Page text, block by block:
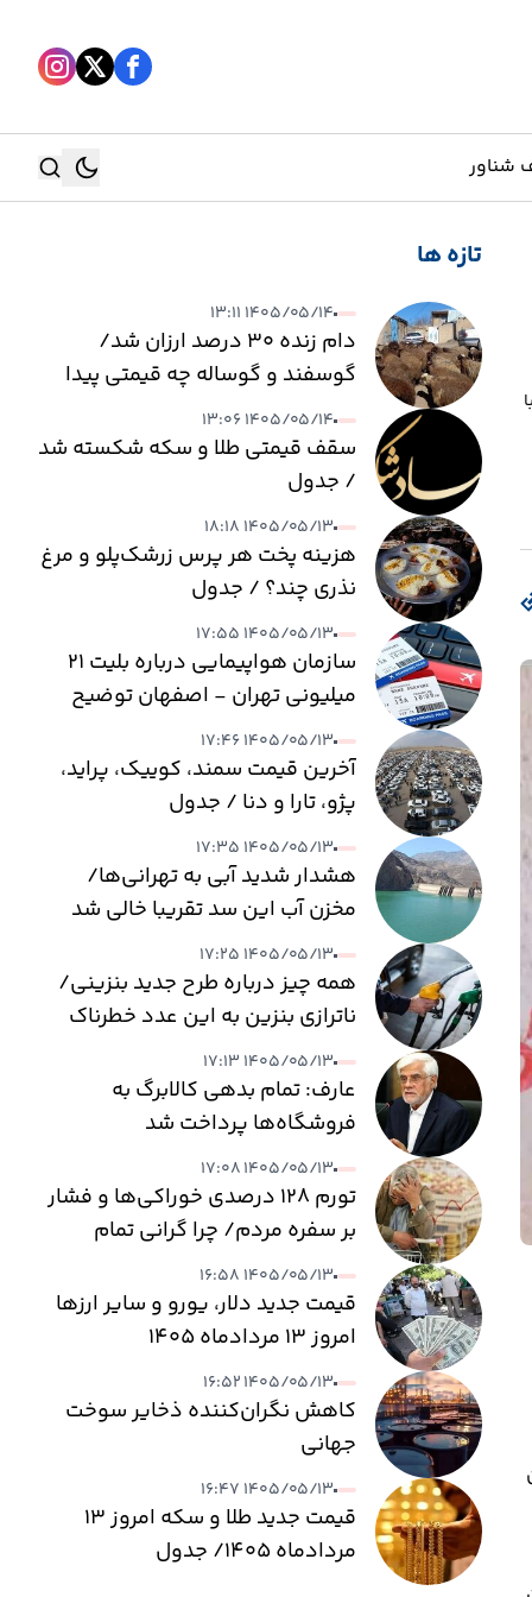
شناور
جستجو
تازه ها
۱۴۰۵/۰۵/۱۴ ۱۳:۱۱
دام زنده ۳۰ درصد ارزان شد/
گوسفند و گوساله چه قیمتی پیدا
کرد؟
۱۴۰۵/۰۵/۱۴ ۱۳:۰۶
سقف قیمتی طلا و سکه شکسته شد
/ جدول
۱۴۰۵/۰۵/۱۳ ۱۸:۱۸
هزینه پخت هر پرس زرشک‌پلو و مرغ
نذری چند؟ / جدول
۱۴۰۵/۰۵/۱۳ ۱۷:۵۵
سازمان هواپیمایی درباره بلیت ۲۱
میلیونی تهران - اصفهان توضیح
داد۱۴۰۵/۰۵/۱۳ ۱۷:۴۶
آخرین قیمت سمند، کوییک، پراید،
پژو، تارا و دنا / جدول
۱۴۰۵/۰۵/۱۳ ۱۷:۳۵
هشدار شدید آبی به تهرانی‌ها/
مخزن آب این سد تقریبا خالی شد
۱۴۰۵/۰۵/۱۳ ۱۷:۲۵
همه چیز درباره طرح جدید بنزینی/
ناترازی بنزین به این عدد خطرناک
می‌رسد
۱۴۰۵/۰۵/۱۳ ۱۷:۱۳
عارف: تمام بدهی کالابرگ به
فروشگاه‌ها پرداخت شد
۱۴۰۵/۰۵/۱۳ ۱۷:۰۸
تورم ۱۲۸ درصدی خوراکی‌ها و فشار
بر سفره مردم/ چرا گرانی تمام
نمی‌شود؟
۱۴۰۵/۰۵/۱۳ ۱۶:۵۸
قیمت جدید دلار، یورو و سایر ارزها
امروز ۱۳ مردادماه ۱۴۰۵
۱۴۰۵/۰۵/۱۳ ۱۶:۵۲
کاهش نگران‌کننده ذخایر سوخت
جهانی
۱۴۰۵/۰۵/۱۳ ۱۶:۴۷
قیمت جدید طلا و سکه امروز ۱۳
مردادماه ۱۴۰۵/ جدول